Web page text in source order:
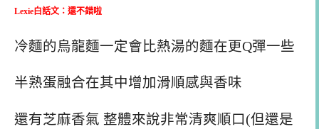
Lexie白話文：還不錯啦
冷麵的烏龍麵一定會比熱湯的麵在更Q彈一些
半熟蛋融合在其中增加滑順感與香味
還有芝麻香氣 整體來說非常清爽順口(但還是